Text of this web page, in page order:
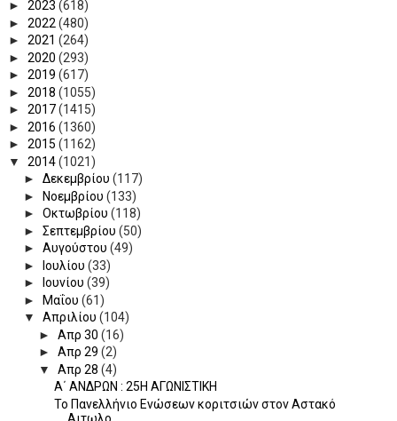
► 2023 (618)
► 2022 (480)
► 2021 (264)
► 2020 (293)
► 2019 (617)
► 2018 (1055)
► 2017(1415)
► 2016 (1360)
► 2015 (1162)
▼ 2014(1021)
► Δεκεμβρίου (117)
►
Νοεμβρίου (133)
► Οκτωβρίου (118)
► Σεπτεμβρίου (50)
► Αυγούστου (49)
►
Ιουλίου (33)
►
Ιουνίου (39)
►
Μαΐου (61)
▼ Απριλίου (104)
► Απρ 30 (16)
► Απρ 29 (2)
▼ Απρ 28 (4)
Α΄ ΑΝΔΡΩΝ : 25Η ΑΓΩΝΙΣΤΙΚΗ
Το Πανελλήνιο Ενώσεων κοριτσιών στον Αστακό